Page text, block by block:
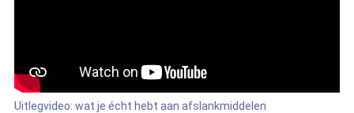
Uitlegvideo: wat je écht hebt aan afslankmiddelen